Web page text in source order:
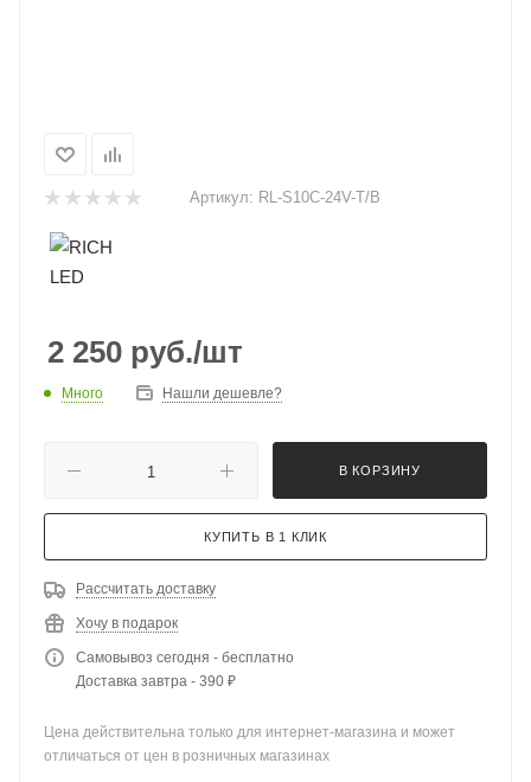
Артикул: RL-S10C-24V-T/B
2 250 руб./шт
Много Нашли дешевле?
В КОРЗИНУ
КУПИТЬ В 1 КЛИК
Рассчитать доставку
Хочу в подарок
Самовывоз сегодня - бесплатно
Доставка завтра - 390 ₽
Цена действительна только для интернет-магазина и может
отличаться от цен в розничных магазинах